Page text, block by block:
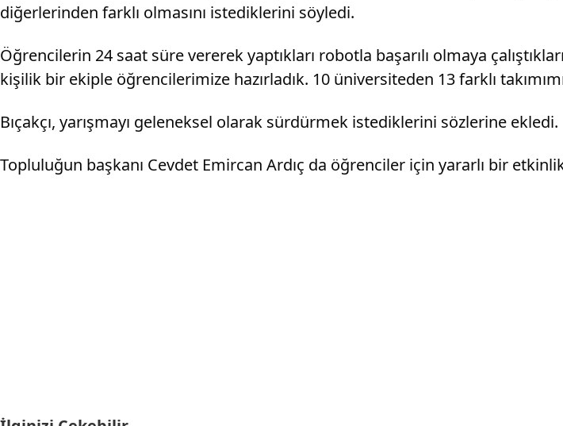
diğerlerinden farklı olmasını istediklerini söyledi.
Öğrencilerin 24 saat süre vererek yaptıkları robotla başarılı olmaya
kişilik bir ekiple öğrencilerimize hazırladık. 10 üniversiteden 13 farklı
Bıçakçı, yarışmayı geleneksel olarak sürdürmek istediklerini sözlerine ekledi.
Topluluğun başkanı Cevdet Emircan Ardıç da öğrenciler için yararlı bir